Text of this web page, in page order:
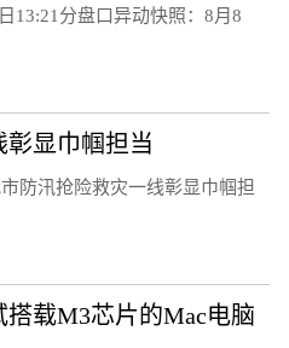
13:21分盘口异动快照：8月8
显巾帼担当
防汛抢险救灾一线彰显巾帼担
载M3芯片的Mac电脑